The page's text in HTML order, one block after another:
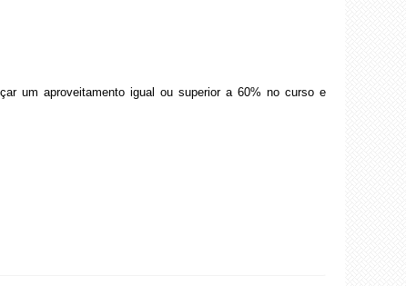
um aproveitamento igual ou superior a 60% no curso e